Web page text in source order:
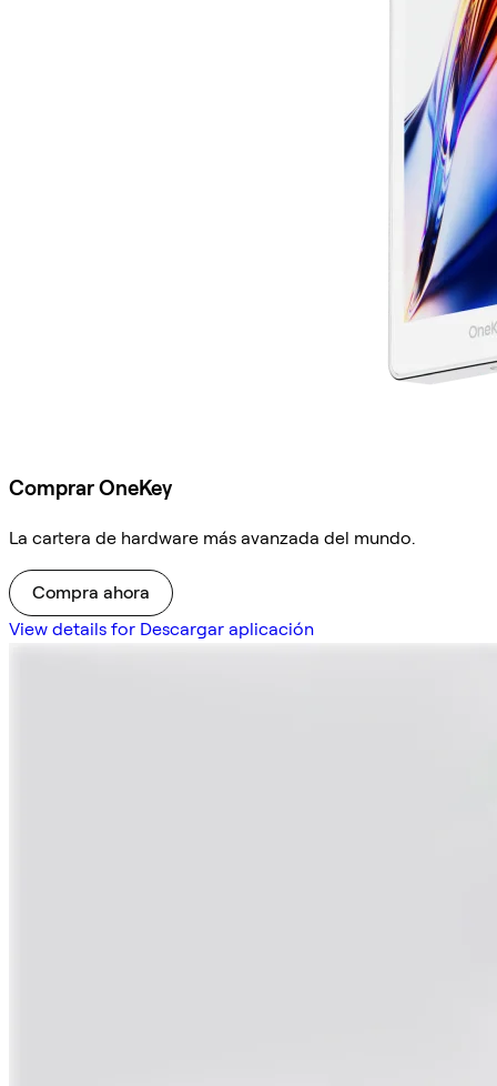
Comprar OneKey
La cartera de hardware más avanzada del mundo.
Compra ahora
View details for Descargar aplicación